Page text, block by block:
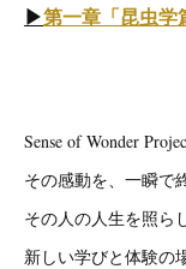
▶︎第一章「昆虫学
Sense of Wonder
その感動を、一瞬で
その人の人生を照ら
新しい学びと体験の